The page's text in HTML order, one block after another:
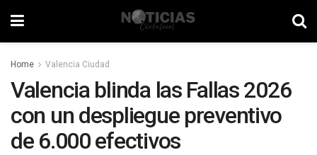
Home Valencia Ciudad
Valencia blinda las Fallas 2026
con un despliegue preventivo
de 6.000 efectivos